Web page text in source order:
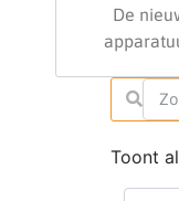
De
Toont